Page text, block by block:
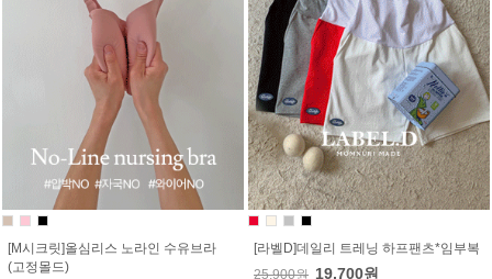
[M시크릿]올심리스 노라인 수유브라
(고정몰드)
[라벨D]데일리 트레닝 하프팬츠*임부복
25,900원 19,700원